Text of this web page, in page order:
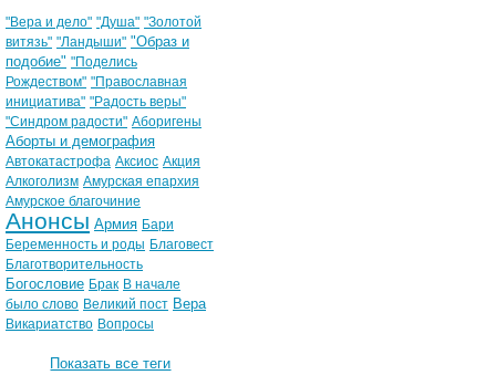
"Вера и дело" "Душа" "Золотой
витязь" "Ландыши" "Образ и
подобие" "Поделись
Рождеством" "Православная
инициатива" "Радость веры"
"Синдром радости" Аборигены
Аборты и демография
Автокатастрофа Аксиос Акция
Алкоголизм Амурская епархия
Амурское благочиние
Анонсы Армия Бари
Беременность и роды Благовест
Благотворительность
Богословие Брак В начале
было слово Великий пост Вера
Викариатство Вопросы
Показать все теги